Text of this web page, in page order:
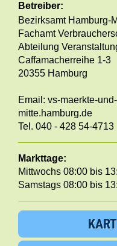
Betreiber:
Bezirksamt Hamburg-
Fachamt
Abteilung
Caffamacherreihe 1-3
20355 Hamburg
Email: vs-maerkte-
mitte.hamburg.de
Tel. 040 - 428 54-4713
Markttage:
Mittwochs 08:00 bis
Samstags 08:00 bis